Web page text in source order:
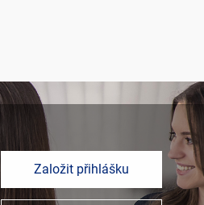
Založit přihlášku